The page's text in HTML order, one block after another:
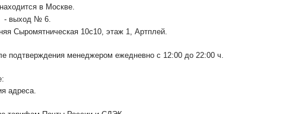
в Москве.
- выход № 6.
Сыромятническая 10с10 , этаж 1, Артплей.
подтверждения менеджером ежедневно с 12:00 до 22:00 ч.
адреса.